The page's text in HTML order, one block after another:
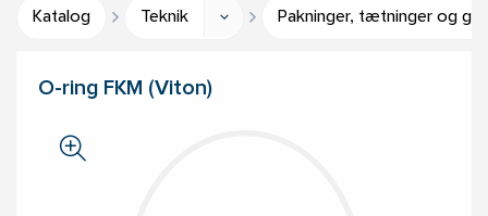
Katalog Teknik Pakninger, tætninger og
O-ring FKM (Viton)